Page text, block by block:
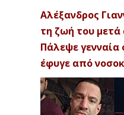
Αλέξανδρος
τη ζωή του μετά
Πάλεψε γενναία
έφυγε από